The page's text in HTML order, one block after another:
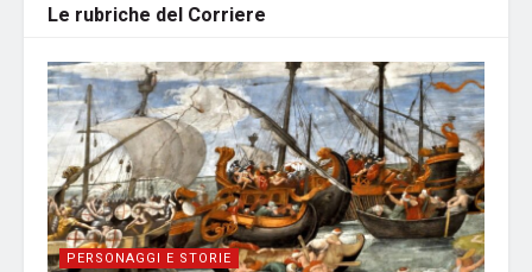
Le rubriche del Corriere
PERSONAGGI E STORIE